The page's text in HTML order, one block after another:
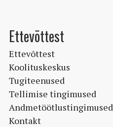
Ettevõttest
Ettevõttest
Koolituskeskus
Tugiteenused
Tellimise tingimused
Andmetöötlustingimused
Kontakt